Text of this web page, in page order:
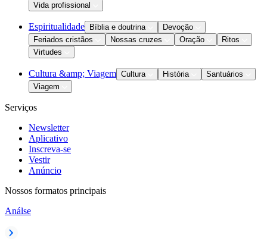
Vida profissional
Espiritualidade Bíblia e doutrina
Devoção
Feriados cristãos
Nossas cruzes Oração
Ritos
Virtudes
Cultura &amp; Viagem Cultura História
Santuários
Viagem
Serviços
Newsletter
Aplicativo
Inscreva-se
Vestir
Anúncio
Nossos formatos principais
Análse